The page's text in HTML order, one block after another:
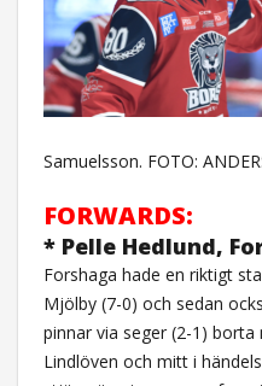
Samuelsson. FOTO:
FORWARDS:
* Pelle Hedlund,
Forshaga hade en riktigt
Mjölby (7-0) och sedan
pinnar via seger (2-1)
Lindlöven och mitt i